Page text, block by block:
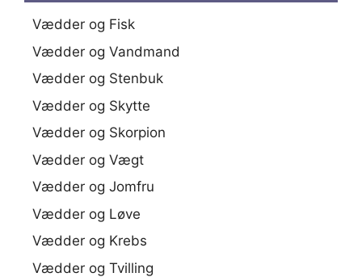
Vædder og Fisk
Vædder og Vandmand
Vædder og Stenbuk
Vædder og Skytte
Vædder og Skorpion
Vædder og Vægt
Vædder og Jomfru
Vædder og Løve
Vædder og Krebs
Vædder og Tvilling